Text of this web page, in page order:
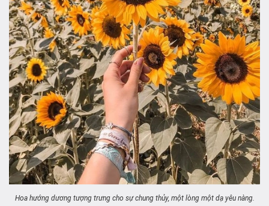
Hoa hướng dương tượng trưng cho sự chung thủy, một lòng một dạ yêu nàng.